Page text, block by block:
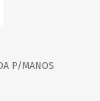
P/MANOS